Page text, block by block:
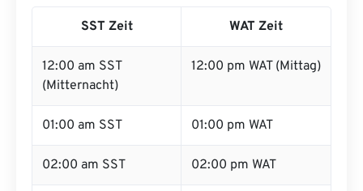
SST Zeit WAT Zeit
12:00 am SST
(Mitternacht)
12:00 pm WAT (Mittag)
01:00 am SST 01:00 pm WAT
02:00 am SST 02:00 pm WAT